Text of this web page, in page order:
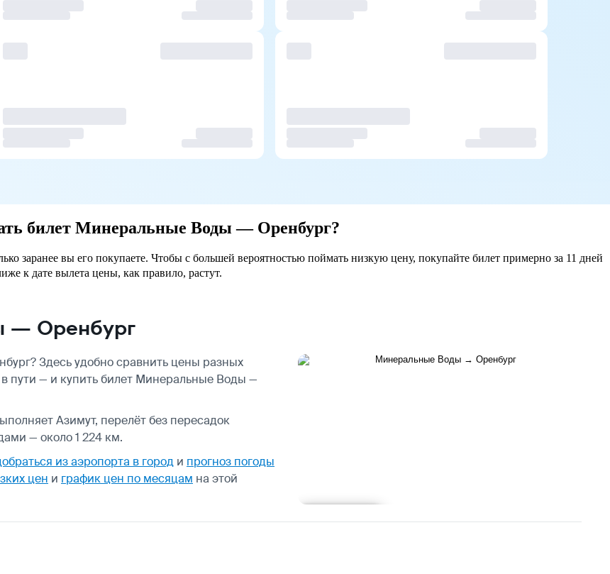
билет Минеральные Воды — Оренбург?
заранее вы его покупаете. Чтобы с большей вероятностью поймать низкую цену, покупайте билет примерно за 11 дней
к дате вылета цены, как правило, растут.
— Оренбург
Здесь удобно сравнить цены разных
пути — и купить билет Минеральные Воды —
Азимут, перелёт без пересадок
— около 1 224 км.
из аэропорта в город и прогноз погоды
цен и график цен по месяцам на этой